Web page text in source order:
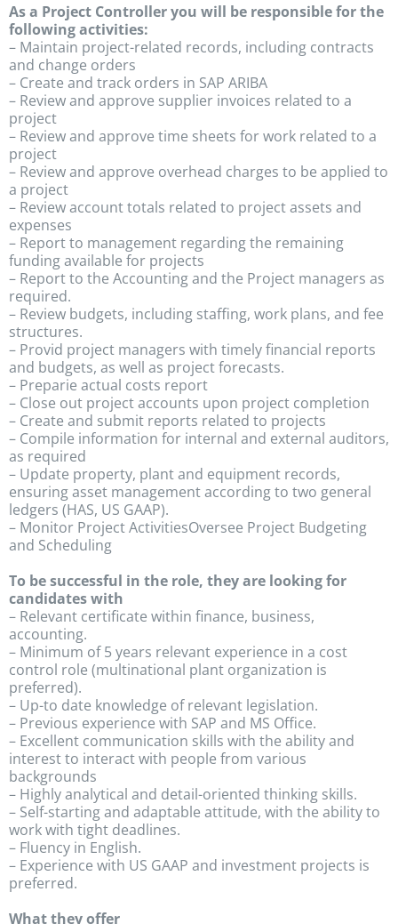
As a Project Controller you will be responsible for the
following activities:
– Maintain project-related records, including contracts
and change orders
– Create and track orders in SAP ARIBA
– Review and approve supplier invoices related to a
project
– Review and approve time sheets for work related to a
project
– Review and approve overhead charges to be applied to
a project
– Review account totals related to project assets and
expenses
– Report to management regarding the remaining
funding available for projects
– Report to the Accounting and the Project managers as
required.
– Review budgets, including staffing, work plans, and fee
structures.
– Provid project managers with timely financial reports
and budgets, as well as project forecasts.
– Preparie actual costs report
– Close out project accounts upon project completion
– Create and submit reports related to projects
– Compile information for internal and external auditors,
as required
– Update property, plant and equipment records,
ensuring asset management according to two general
ledgers (HAS, US GAAP).
– Monitor Project ActivitiesOversee Project Budgeting
and Scheduling
To be successful in the role, they are looking for
candidates with
– Relevant certificate within finance, business,
accounting.
– Minimum of 5 years relevant experience in a cost
control role (multinational plant organization is
preferred).
– Up-to date knowledge of relevant legislation.
– Previous experience with SAP and MS Office.
– Excellent communication skills with the ability and
interest to interact with people from various
backgrounds
– Highly analytical and detail-oriented thinking skills.
– Self-starting and adaptable attitude, with the ability to
work with tight deadlines.
– Fluency in English.
– Experience with US GAAP and investment projects is
preferred.
What they offer